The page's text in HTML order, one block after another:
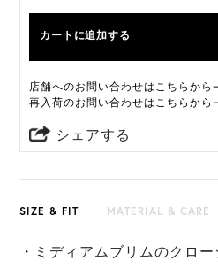
HAT BOX に収納できない商
カートに追加する
店舗へのお問い合わせはこちらか
再入荷のお問い合わせはこちらか
シェアする
SIZE & FIT MATERIAL & CARE
・ミディアムブリムのクロー